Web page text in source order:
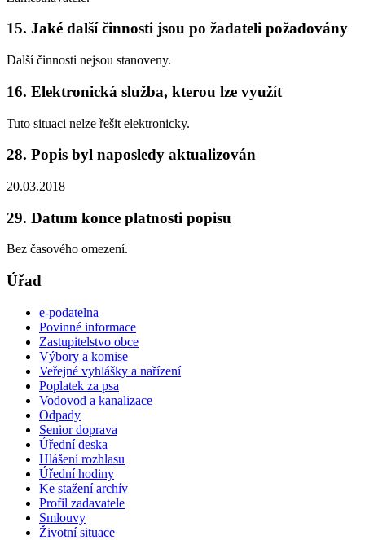
15. Jaké další činnosti jsou po žadateli požadovány
Další činnosti nejsou stanoveny.
16. Elektronická služba, kterou lze využít
Tuto situaci nelze řešit elektronicky.
28. Popis byl naposledy aktualizován
20.03.2018
29. Datum konce platnosti popisu
Bez časového omezení.
Úřad
e-podatelna
Povinné informace
Zastupitelstvo obce
Výbory a komise
Veřejné vyhlášky a nařízení
Poplatek za psa
Vodovod a kanalizace
Odpady
Senior doprava
Úřední deska
Hlášení rozhlasu
Úřední hodiny
Ke stažení archív
Profil zadavatele
Smlouvy
Životní situace